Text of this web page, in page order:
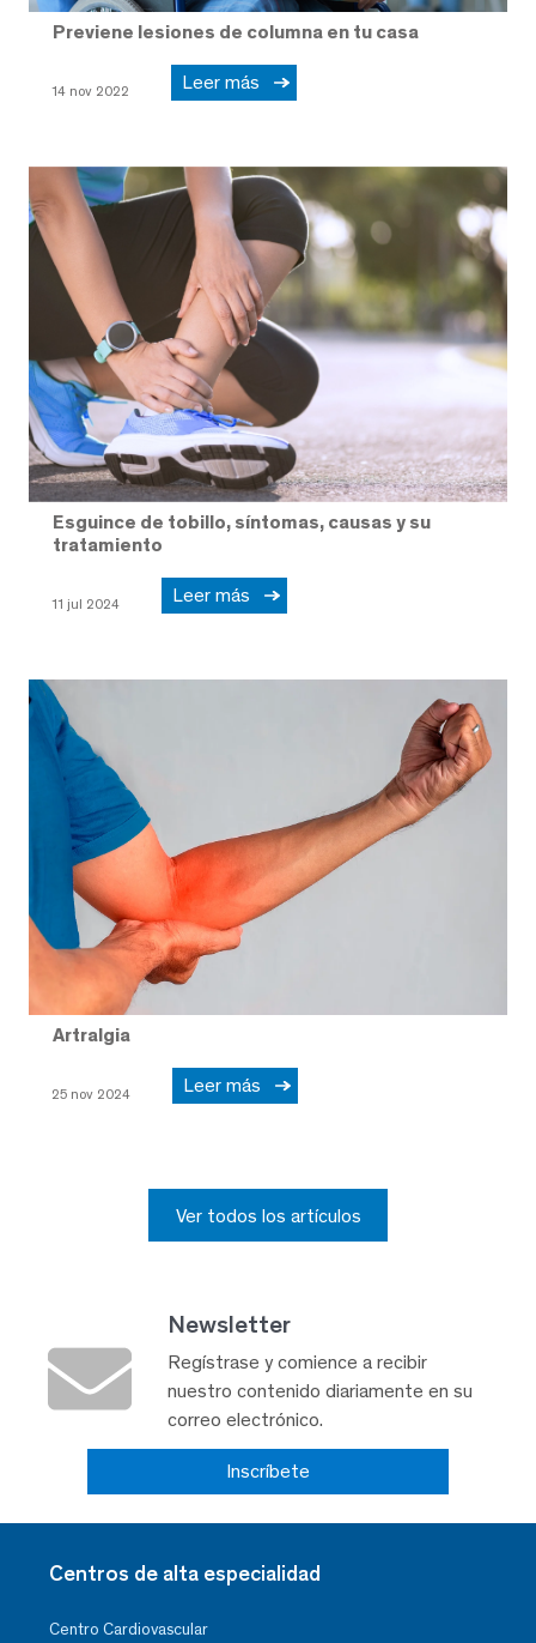
Previene lesiones de columna en tu casa
14 nov 2022 Leer más
Esguince de tobillo, síntomas, causas y su
tratamiento
11 jul 2024 Leer más
Artralgia
25 nov 2024 Leer más
Ver todos los artículos
Newsletter
Regístrase y comience a recibir
nuestro contenido diariamente en su
correo electrónico.
Inscríbete
Centros de alta especialidad
Centro Cardiovascular